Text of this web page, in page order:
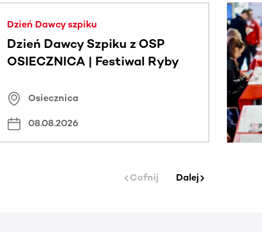
Dzień Dawcy szpiku
Dzień Dawcy Szpiku z OSP
OSIECZNICA | Festiwal Ryby
Osiecznica
08.08.2026
Cofnij Dalej